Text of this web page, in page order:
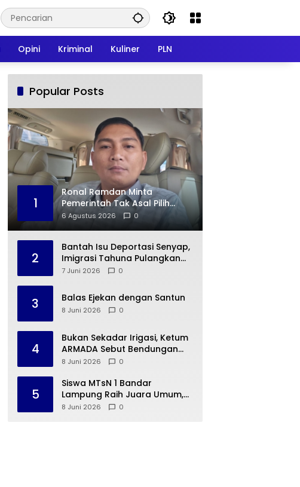
Opini Kriminal Kuliner PLN
Popular Posts
1
Ronal Ramdan Minta
Pemerintah Tak Asal Pilih
Kontraktor, Kualitas
Infrastruktur Jadi Taruhan
6 Agustus 2026 0
2
Bantah Isu Deportasi Senyap,
Imigrasi Tahuna Pulangkan
Dua Warga Negara Cina ke
7 Juni 2026 0
3 Balas Ejekan dengan Santun
8 Juni 2026 0
4
Bukan Sekadar Irigasi, Ketum
ARMADA Sebut Bendungan
Way Rarem Cetak Sejarah
8 Juni 2026 0
5
Siswa MTsN 1 Bandar
Lampung Raih Juara Umum,
Terima Apresiasi dari
8 Juni 2026 0